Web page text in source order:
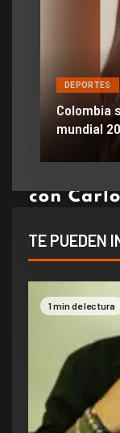
DEPORTES
Colombia
mundial
TE PUEDEN
1 min de lectura